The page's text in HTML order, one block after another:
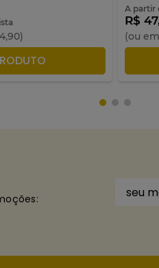
,90)
À SACOLA
A partir
R$
(ou